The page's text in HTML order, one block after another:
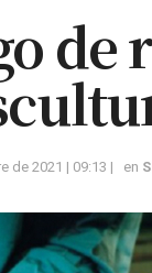
de
de 2021 | 09:13 | en